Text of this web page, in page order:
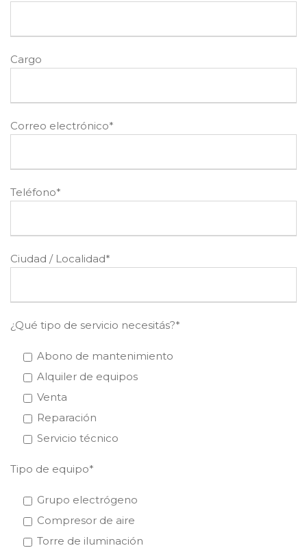
Cargo
Correo electrónico*
Teléfono*
Ciudad / Localidad*
¿Qué tipo de servicio necesitás?*
Abono de mantenimiento
Alquiler de equipos
Venta
Reparación
Servicio técnico
Tipo de equipo*
Grupo electrógeno
Compresor de aire
Torre de iluminación